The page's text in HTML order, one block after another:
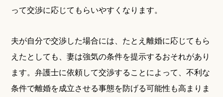
って交渉に応じてもらいやすくなります。
夫が自分で交渉した場合には、たとえ離婚に応じてもら
えたとしても、妻は強気の条件を提示するおそれがあり
ます。弁護士に依頼して交渉することによって、不利な
条件で離婚を成立させる事態を防げる可能性も高まりま